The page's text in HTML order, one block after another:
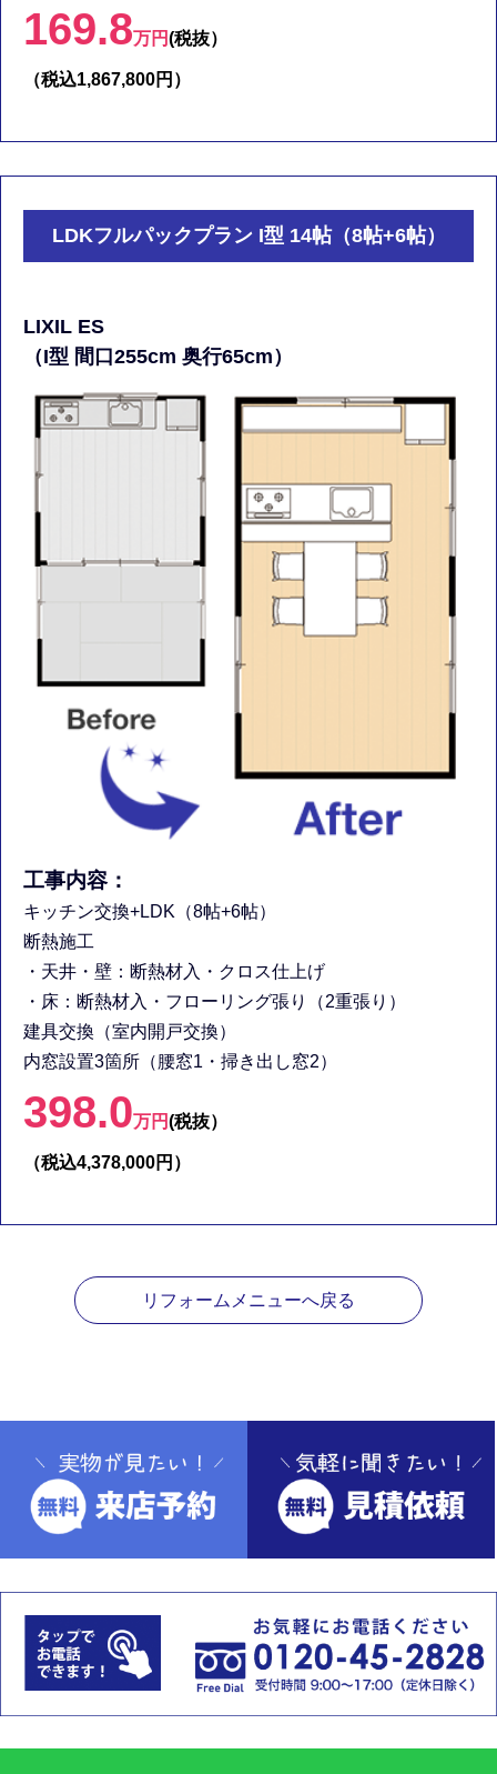
169.8万円(税抜）
（税込1,867,800円）
LDKフルパックプラン I型 14帖（8帖+6帖）
LIXIL ES
（I型 間口255cm 奥行65cm）
工事内容：
キッチン交換+LDK（8帖+6帖）
断熱施工
・天井・壁：断熱材入・クロス仕上げ
・床：断熱材入・フローリング張り（2重張り）
建具交換（室内開戸交換）
内窓設置3箇所（腰窓1・掃き出し窓2）
398.0万円(税抜）
（税込4,378,000円）
リフォームメニューへ戻る